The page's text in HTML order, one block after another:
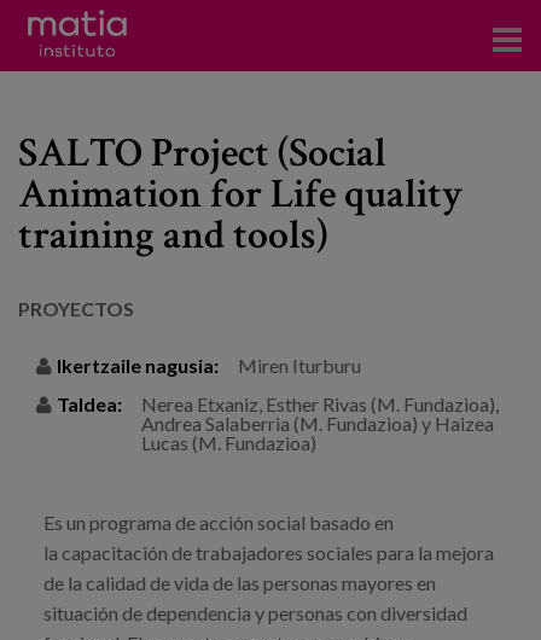
Ikerkuntza
Argitalpenak
Foroetan parte hartzea
Kontsultoretza
Prestakuntza
Gertaerak
Prentsa
Egizu lan gurekin
SALTO Project (Social
Animation for Life quality
training and tools)
PROYECTOS
Ikertzaile nagusia:
Miren Iturburu
Taldea:
Nerea Etxaniz, Esther Rivas (M. Fundazioa),
Andrea Salaberria (M. Fundazioa) y Haizea
Lucas (M. Fundazioa)
Es un programa de acción social basado en
la capacitación de trabajadores sociales para la mejora
de la calidad de vida de las personas mayores en
situación de dependencia y personas con diversidad